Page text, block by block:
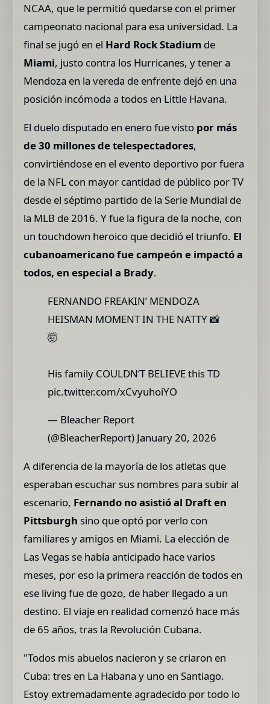
NCAA, que le permitió quedarse con el primer
campeonato nacional para esa universidad. La
final se jugó en el Hard Rock Stadium de
Miami, justo contra los Hurricanes, y tener a
Mendoza en la vereda de enfrente dejó en una
posición incómoda a todos en Little Havana.
El duelo disputado en enero fue visto por más
de 30 millones de telespectadores,
convirtiéndose en el evento deportivo por fuera
de la NFL con mayor cantidad de público por TV
desde el séptimo partido de la Serie Mundial de
la MLB de 2016. Y fue la figura de la noche, con
un touchdown heroico que decidió el triunfo. El
cubanoamericano fue campeón e impactó a
todos, en especial a Brady.
FERNANDO FREAKIN’ MENDOZA
HEISMAN MOMENT IN THE NATTY 📸
🤯
His family COULDN’T BELIEVE this TD
pic.twitter.com/xCvyuhoiYO
— Bleacher Report
(@BleacherReport) January 20, 2026
A diferencia de la mayoría de los atletas que
esperaban escuchar sus nombres para subir al
escenario, Fernando no asistió al Draft en
Pittsburgh sino que optó por verlo con
familiares y amigos en Miami. La elección de
Las Vegas se había anticipado hace varios
meses, por eso la primera reacción de todos en
ese living fue de gozo, de haber llegado a un
destino. El viaje en realidad comenzó hace más
de 65 años, tras la Revolución Cubana.
"Todos mis abuelos nacieron y se criaron en
Cuba: tres en La Habana y uno en Santiago.
Estoy extremadamente agradecido por todo lo